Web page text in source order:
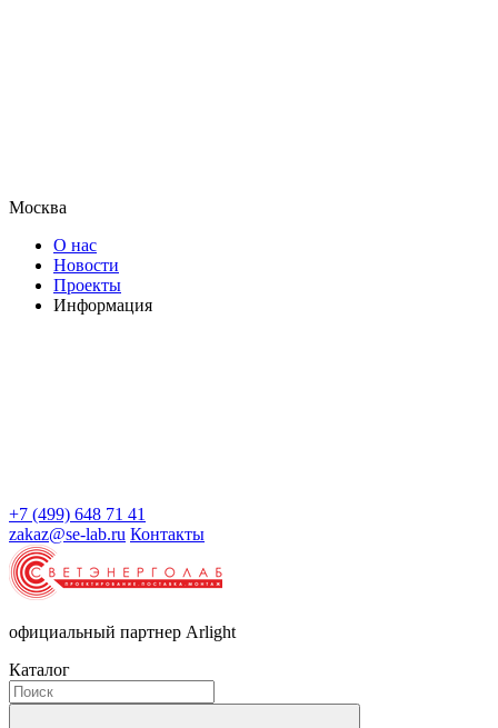
Москва
О нас
Новости
Проекты
Информация
+7 (499) 648 71 41
zakaz@se-lab.ru Контакты
официальный партнер Arlight
Каталог